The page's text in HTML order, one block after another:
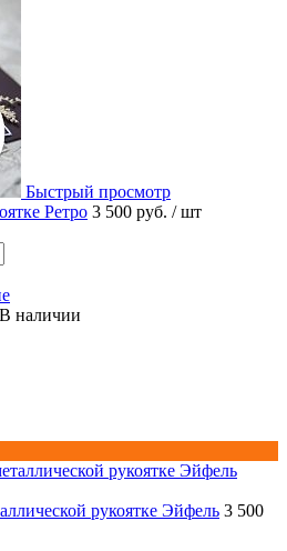
Быстрый просмотр
Ретро 3 500 руб. / шт
В наличии
рукоятке Эйфель 3 500